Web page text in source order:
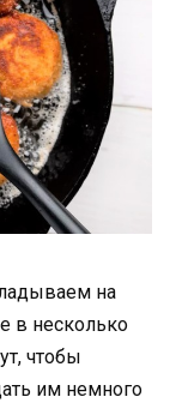
на
в несколько
чтобы
им немного